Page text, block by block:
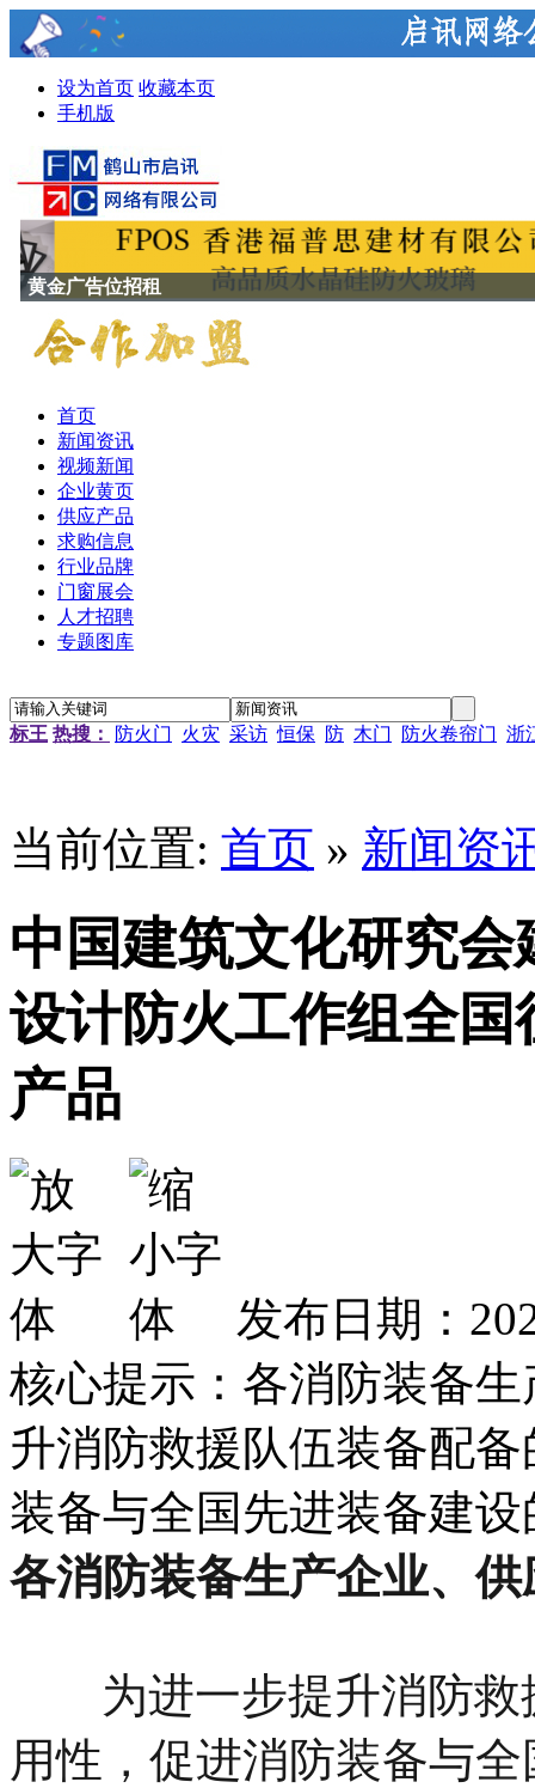
设为首页 收藏本页
手机版
黄金广告位招租
首页
新闻资讯
视频新闻
企业黄页
供应产品
求购信息
行业品牌
门窗展会
人才招聘
专题图库
标王 热搜： 防火门 火灾 采访 恒保 防 木门 防火卷帘门 浙
江苏省农科院农产品孵化中心招待楼铝合金门窗工程招
金江小区防火窗安装招标
南京通信研发基地防火门窗采购
金江小区防火窗安装招标
当前位置: 首页 » 新闻资
中国建筑文化研究
设计防火工作组全
产品
发布日期：
核心提示：各消防装备
升消防救援队伍装备配
装备与全国先进装备建
各消防装备生产企业、供
为进一步提升消防救
用性，促进消防装备与